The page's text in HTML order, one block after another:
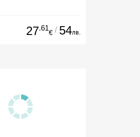
27.61
€ / 54лв.